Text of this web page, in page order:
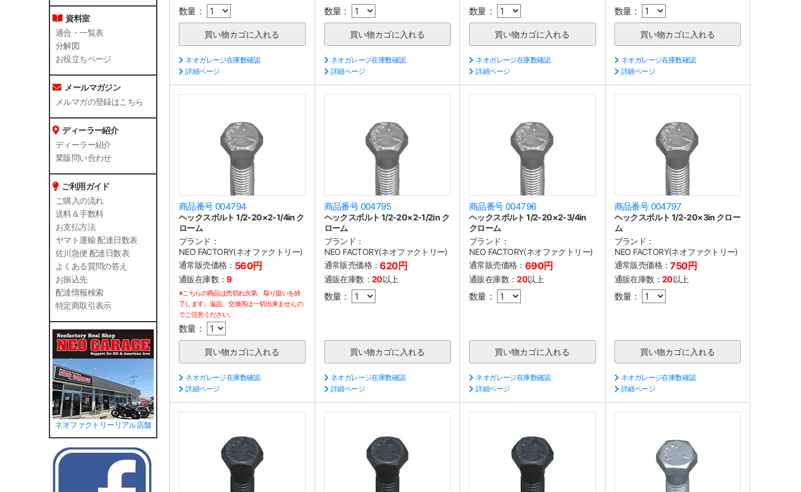
資料室
適合・一覧表
分解図
お役立ちページ
メールマガジン
メルマガの登録はこちら
ディーラー紹介
ディーラー紹介
業販問い合わせ
ご利用ガイド
ご購入の流れ
送料＆手数料
お支払方法
ヤマト運輸 配達日数表
佐川急便 配達日数表
よくある質問の答え
お振込先
配達情報検索
特定商取引表示
ネオファクトリーリアル店舗
数量：
ネオガレージ在庫数確認
詳細ページ
数量：
ネオガレージ在庫数確認
詳細ページ
数量：
ネオガレージ在庫数確認
詳細ページ
数量：
ネオガレージ在庫数確認
詳細ページ
商品番号 004794
ヘックスボルト 1/2-20×2-1/4in ク
ローム
ブランド：
NEO FACTORY(ネオファクトリー)
通常販売価格： 560円
通販在庫数：9
※こちらの商品は売切れ次第、取り扱いを終
了します。返品、交換等は一切出来ませんの
でご注意ください。
数量：
ネオガレージ在庫数確認
詳細ページ
商品番号 004795
ヘックスボルト 1/2-20×2-1/2in ク
ローム
ブランド：
NEO FACTORY(ネオファクトリー)
通常販売価格：620円
通販在庫数： 20以上
数量：
ネオガレージ在庫数確認
詳細ページ
商品番号 004796
ヘックスボルト 1/2-20×2-3/4in
クローム
ブランド：
NEO FACTORY(ネオファクトリー)
通常販売価格： 690円
通販在庫数：20以上
数量：
ネオガレージ在庫数確認
詳細ページ
商品番号 004797
ヘックスボルト 1/2-20×3in クロー
ム
ブランド：
NEO FACTORY(ネオファクトリー)
通常販売価格：750円
通販在庫数： 20以上
数量：
ネオガレージ在庫数確認
詳細ページ